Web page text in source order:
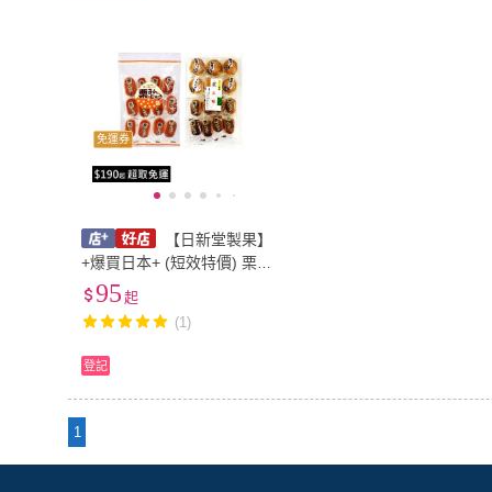
免運券
【日新堂製果】
+爆買日本+ (短效特價) 栗三
昧 栗饅頭 栗子饅頭 和菓子
日式點心 半生果子 日式甜點
日本進口
95 起
(1)
登記
1